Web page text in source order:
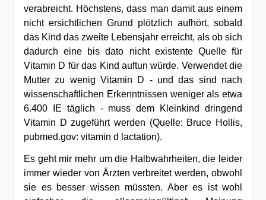
verabreicht. Höchstens, dass man damit aus einem
nicht ersichtlichen Grund plötzlich aufhört, sobald
das Kind das zweite Lebensjahr erreicht, als ob sich
dadurch eine bis dato nicht existente Quelle für
Vitamin D für das Kind auftun würde. Verwendet die
Mutter zu wenig Vitamin D - und das sind nach
wissenschaftlichen Erkenntnissen weniger als etwa
6.400 IE täglich - muss dem Kleinkind dringend
Vitamin D zugeführt werden (Quelle: Bruce Hollis,
pubmed.gov: vitamin d lactation).
Es geht mir mehr um die Halbwahrheiten, die leider
immer wieder von Ärzten verbreitet werden, obwohl
sie es besser wissen müssten. Aber es ist wohl